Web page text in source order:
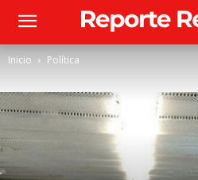
Inicio Política